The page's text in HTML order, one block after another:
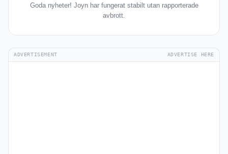
Goda nyheter! Joyn har fungerat stabilt utan rapporterade
avbrott.
ADVERTISEMENT ADVERTISE HERE